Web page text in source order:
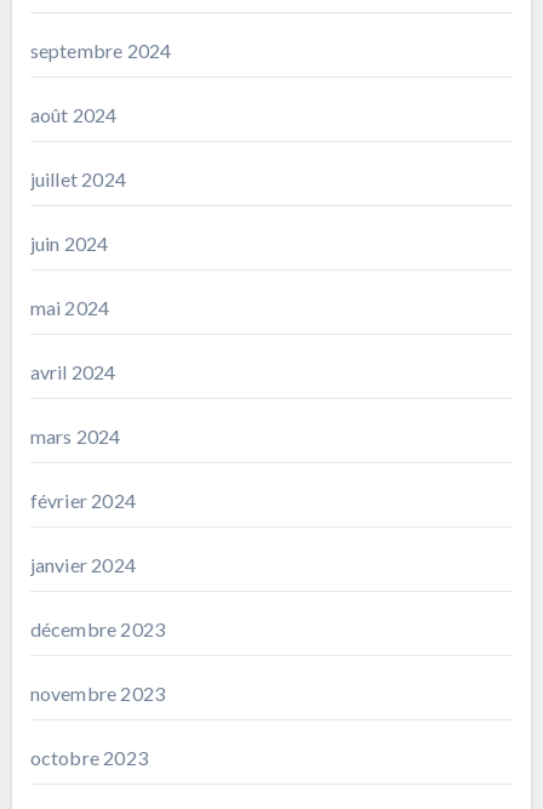
septembre 2024
août 2024
juillet 2024
juin 2024
mai 2024
avril 2024
mars 2024
février 2024
janvier 2024
décembre 2023
novembre 2023
octobre 2023